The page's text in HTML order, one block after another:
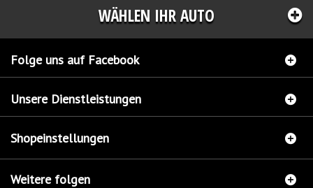
WÄHLEN IHR AUTO
Folge uns auf Facebook
Unsere Dienstleistungen
Shopeinstellungen
Weitere folgen